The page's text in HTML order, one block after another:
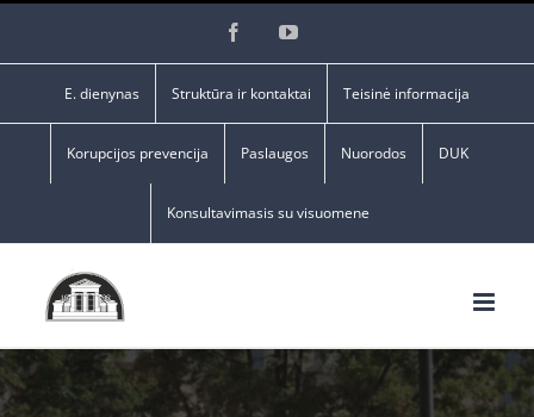
FacebookYouTube
E. dienynas Struktūra ir kontaktai Teisinė informacija
Korupcijos prevencija Paslaugos Nuorodos DUK
Konsultavimasis su visuomene